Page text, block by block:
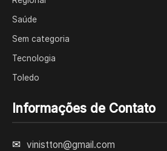
Saúde
Sem categoria
Tecnologia
Toledo
Informações de Contato
✉ vinistton@gmail.com